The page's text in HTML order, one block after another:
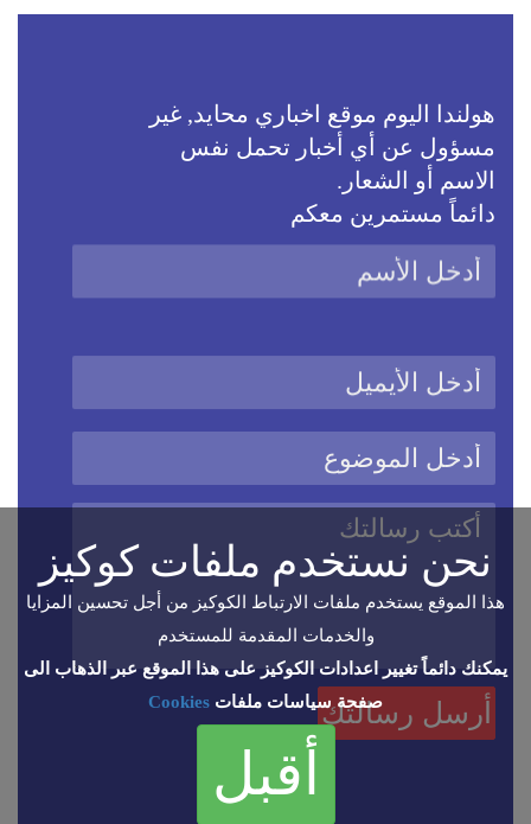
هولندا اليوم موقع اخباري محايد, غير
مسؤول عن أي أخبار تحمل نفس
الاسم أو الشعار.
دائماً مستمرين معكم
نحن نستخدم ملفات كوكيز
هذا الموقع يستخدم ملفات الارتباط الكوكيز من أجل تحسين المزايا
والخدمات المقدمة للمستخدم
يمكنك دائماً تغيير اعدادات الكوكيز على هذا الموقع عبر الذهاب الى
صفحة سياسات ملفات Cookies
أقبل